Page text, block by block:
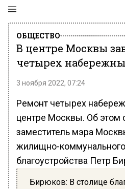
ОБЩЕСТВО
В центре Москвы
четырех
3 ноября 2022, 07:24
Ремонт четырех
центре Москвы. Об этом
заместитель мэра
жилищно-коммунального
благоустройства Петр
Бирюков: В столице